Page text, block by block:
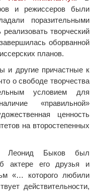
и режиссеров были
поразительными
творческий
оборванной
планов.
и другие причастные к
о свободе творчества
условием для
«правильной»
ценность
на второстепенных
Леонид Быков был
актере его друзья и
«… которого любили
действительности,